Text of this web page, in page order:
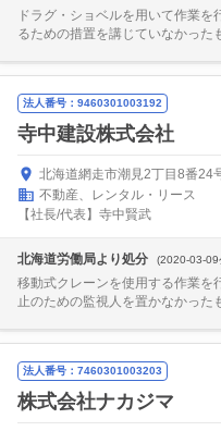
ドラグ・ショベルを用いて作業
るための措置を講じていなかった
法人番号：9460301003192
寺中建設株式会社
北海道網走市潮見2丁目8番24
不動産、レンタル・リース
【社長/代表】寺中賢武
北海道労働局より処分 (2020-03-09
移動式クレーンを使用する作業を
止のための監視人を置かなかった
法人番号：7460301003203
株式会社ナカジマ